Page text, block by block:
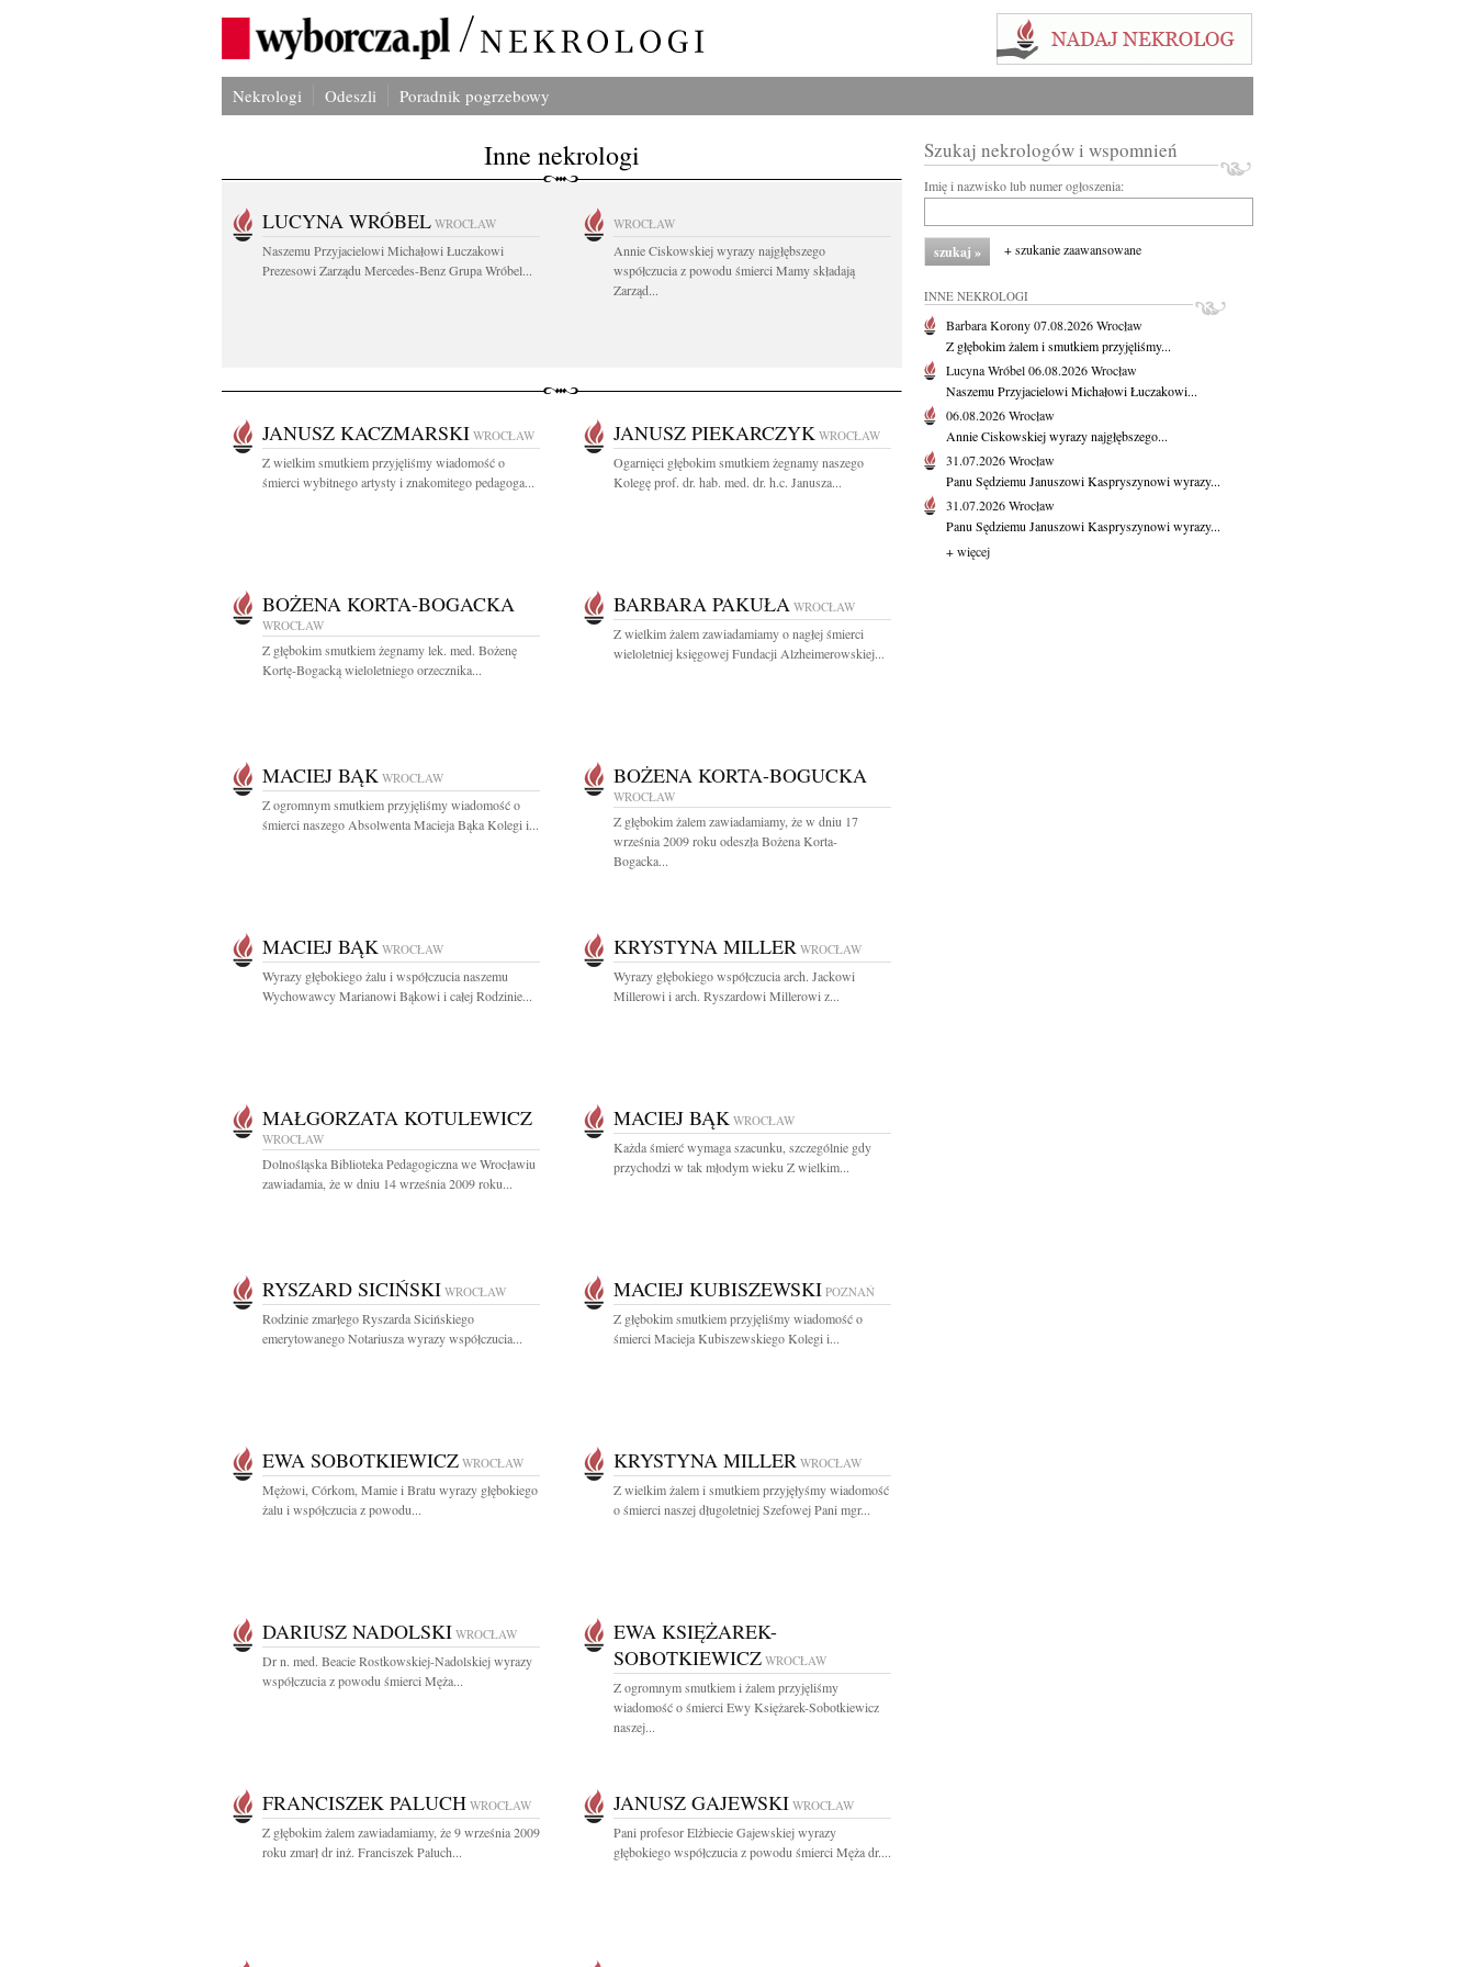
Nekrologi Odeszli Poradnik pogrzebowy
Inne nekrologi
LUCYNA WRÓBEL WROCŁAW
Naszemu Przyjacielowi Michałowi Łuczakowi
Prezesowi Zarządu Mercedes-Benz Grupa Wróbel...
WROCŁAW
Annie Ciskowskiej wyrazy najgłębszego
współczucia z powodu śmierci Mamy składają
Zarząd...
JANUSZ KACZMARSKI WROCŁAW
Z wielkim smutkiem przyjęliśmy wiadomość o
śmierci wybitnego artysty i znakomitego pedagoga...
JANUSZ PIEKARCZYK WROCŁAW
Ogarnięci głębokim smutkiem żegnamy naszego
Kolegę prof. dr. hab. med. dr. h.c. Janusza...
BOŻENA KORTA-BOGACKA
WROCŁAW
Z głębokim smutkiem żegnamy lek. med. Bożenę
Kortę-Bogacką wieloletniego orzecznika...
BARBARA PAKUŁA WROCŁAW
Z wielkim żalem zawiadamiamy o nagłej śmierci
wieloletniej księgowej Fundacji Alzheimerowskiej...
MACIEJ BĄK WROCŁAW
Z ogromnym smutkiem przyjęliśmy wiadomość o
śmierci naszego Absolwenta Macieja Bąka Kolegi i...
BOŻENA KORTA-BOGUCKA
WROCŁAW
Z głębokim żalem zawiadamiamy, że w dniu 17
września 2009 roku odeszła Bożena Korta-
Bogacka...
MACIEJ BĄK WROCŁAW
Wyrazy głębokiego żalu i współczucia naszemu
Wychowawcy Marianowi Bąkowi i całej Rodzinie...
KRYSTYNA MILLER WROCŁAW
Wyrazy głębokiego współczucia arch. Jackowi
Millerowi i arch. Ryszardowi Millerowi z...
MAŁGORZATA KOTULEWICZ
WROCŁAW
Dolnośląska Biblioteka Pedagogiczna we Wrocławiu
zawiadamia, że w dniu 14 września 2009 roku...
MACIEJ BĄK WROCŁAW
Każda śmierć wymaga szacunku, szczególnie gdy
przychodzi w tak młodym wieku Z wielkim...
RYSZARD SICIŃSKI WROCŁAW
Rodzinie zmarłego Ryszarda Sicińskiego
emerytowanego Notariusza wyrazy współczucia...
MACIEJ KUBISZEWSKI POZNAŃ
Z głębokim smutkiem przyjęliśmy wiadomość o
śmierci Macieja Kubiszewskiego Kolegi i...
EWA SOBOTKIEWICZ WROCŁAW
Mężowi, Córkom, Mamie i Bratu wyrazy głębokiego
żalu i współczucia z powodu...
KRYSTYNA MILLER WROCŁAW
Z wielkim żalem i smutkiem przyjęłyśmy wiadomość
o śmierci naszej długoletniej Szefowej Pani mgr...
DARIUSZ NADOLSKI WROCŁAW
Dr n. med. Beacie Rostkowskiej-Nadolskiej wyrazy
współczucia z powodu śmierci Męża...
EWA KSIĘŻAREK-
SOBOTKIEWICZ WROCŁAW
Z ogromnym smutkiem i żalem przyjęliśmy
wiadomość o śmierci Ewy Księżarek-Sobotkiewicz
naszej...
FRANCISZEK PALUCH WROCŁAW
Z głębokim żalem zawiadamiamy, że 9 września 2009
roku zmarł dr inż. Franciszek Paluch...
JANUSZ GAJEWSKI WROCŁAW
Pani profesor Elżbiecie Gajewskiej wyrazy
głębokiego współczucia z powodu śmierci Męża dr....
Szukaj nekrologów i wspomnień
Imię i nazwisko lub numer ogłoszenia:
+ szukanie zaawansowane
INNE NEKROLOGI
Barbara Korony07.08.2026Wrocław
Z głębokim żalem i smutkiem przyjęliśmy...
Lucyna Wróbel06.08.2026Wrocław
Naszemu Przyjacielowi Michałowi Łuczakowi...
06.08.2026Wrocław
Annie Ciskowskiej wyrazy najgłębszego...
31.07.2026Wrocław
Panu Sędziemu Januszowi Kaspryszynowi wyrazy...
31.07.2026Wrocław
Panu Sędziemu Januszowi Kaspryszynowi wyrazy...
+ więcej